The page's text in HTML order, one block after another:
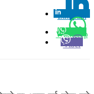
Linkedin
0
Whatsapp
Viber